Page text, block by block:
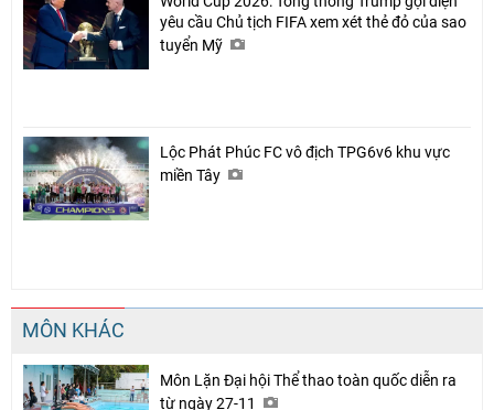
yêu cầu Chủ tịch FIFA xem xét thẻ đỏ của sao
tuyển Mỹ
Lộc Phát Phúc FC vô địch TPG6v6 khu vực
miền Tây
MÔN KHÁC
Môn Lặn Đại hội Thể thao toàn quốc diễn ra
từ ngày 27-11